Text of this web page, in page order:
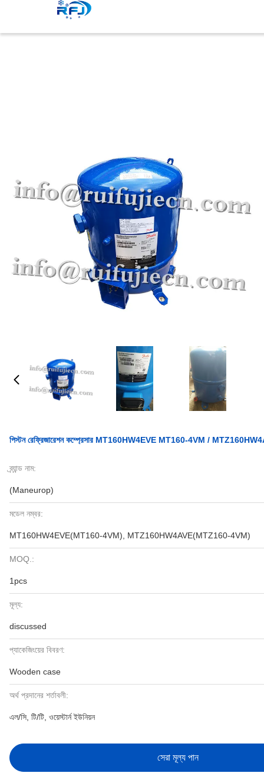
পিস্টন রেফ্রিজারেশন কম্প্রেসার MT160HW4EVE MT160-4VM /
ব্র্যান্ড নাম:
(Maneurop)
মডেল নম্বর:
MT160HW4EVE(MT160-4VM), MTZ160HW4AVE(MTZ160-4VM)
MOQ.:
1pcs
মূল্য:
discussed
প্যাকেজিংয়ের বিবরণ:
Wooden case
অর্থ প্রদানের শর্তাবলী:
এল/সি, টি/টি, ওয়েস্টার্ন ইউনিয়ন
সেরা মূল্য পান